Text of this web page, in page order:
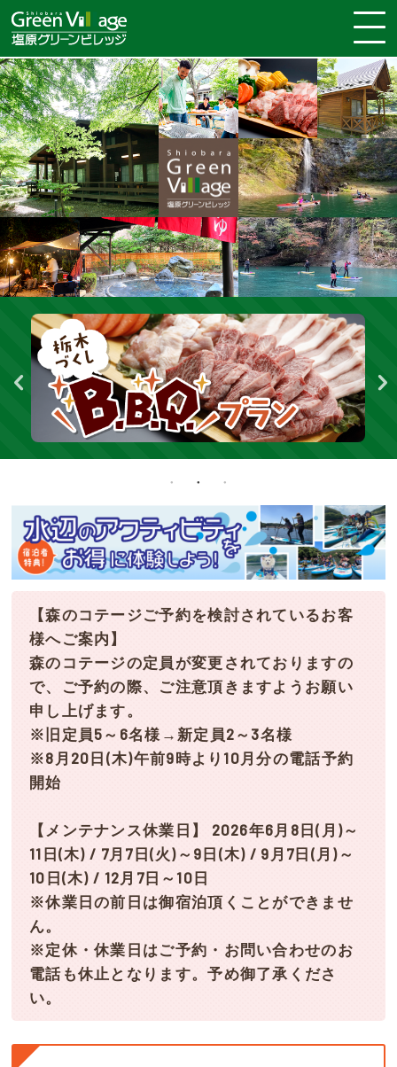
【森のコテージご予約を検討されているお客
様へご案内】
森のコテージの定員が変更されておりますの
で、ご予約の際、ご注意頂きますようお願い
申し上げます。
※旧定員5～6名様→新定員2～3名様
※8月20日(木)午前9時より10月分の電話予約
開始
【メンテナンス休業日】 2026年6月8日(月)～
11日(木) / 7月7日(火)～9日(木) / 9月7日(月)～
10日(木) / 12月7日～10日
※休業日の前日は御宿泊頂くことができませ
ん。
※定休・休業日はご予約・お問い合わせのお
電話も休止となります。予め御了承くださ
い。